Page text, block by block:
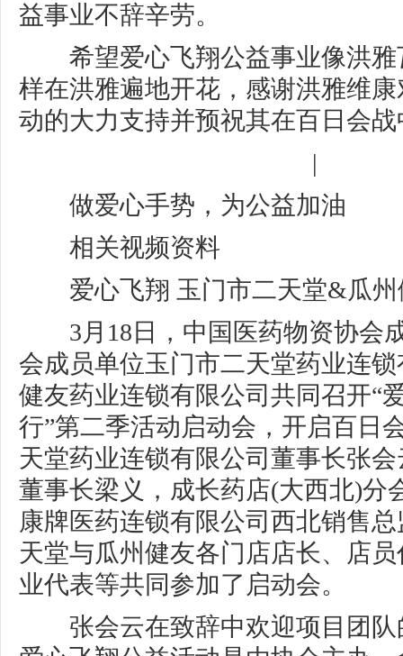
益事业不辞辛劳。
希望爱心飞翔公益事业像洪雅
样在洪雅遍地开花，感谢洪雅维
动的大力支持并预祝其在百日会
|
做爱心手势，为公益加油
相关视频资料
爱心飞翔 玉门市二天堂&瓜州
3月18日，中国医药物资协会
会成员单位玉门市二天堂药业连
健友药业连锁有限公司共同召开“
行”第二季活动启动会，开启百日
天堂药业连锁有限公司董事长张
董事长梁义，成长药店(大西北)分
康牌医药连锁有限公司西北销售
天堂与瓜州健友各门店店长、店
业代表等共同参加了启动会。
张会云在致辞中欢迎项目团队